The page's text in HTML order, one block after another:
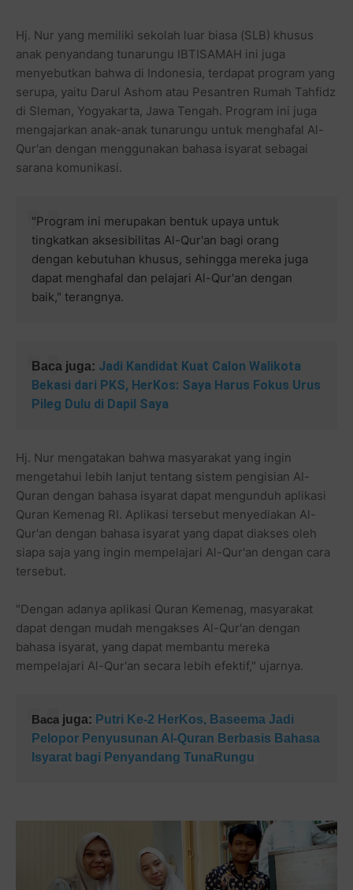
Hj. Nur yang memiliki sekolah luar biasa (SLB) khusus
anak penyandang tunarungu IBTISAMAH ini juga
menyebutkan bahwa di Indonesia, terdapat program yang
serupa, yaitu Darul Ashom atau Pesantren Rumah Tahfidz
di Sleman, Yogyakarta, Jawa Tengah. Program ini juga
mengajarkan anak-anak tunarungu untuk menghafal Al-
Qur'an dengan menggunakan bahasa isyarat sebagai
sarana komunikasi.
"Program ini merupakan bentuk upaya untuk
tingkatkan aksesibilitas Al-Qur'an bagi orang
dengan kebutuhan khusus, sehingga mereka juga
dapat menghafal dan pelajari Al-Qur'an dengan
baik," terangnya.
Baca juga: Jadi Kandidat Kuat Calon Walikota
Bekasi dari PKS, HerKos: Saya Harus Fokus Urus
Pileg Dulu di Dapil Saya
Hj. Nur mengatakan bahwa masyarakat yang ingin
mengetahui lebih lanjut tentang sistem pengisian Al-
Quran dengan bahasa isyarat dapat mengunduh aplikasi
Quran Kemenag RI. Aplikasi tersebut menyediakan Al-
Qur'an dengan bahasa isyarat yang dapat diakses oleh
siapa saja yang ingin mempelajari Al-Qur'an dengan cara
tersebut.
"Dengan adanya aplikasi Quran Kemenag, masyarakat
dapat dengan mudah mengakses Al-Qur'an dengan
bahasa isyarat, yang dapat membantu mereka
mempelajari Al-Qur'an secara lebih efektif," ujarnya.
Baca juga: Putri Ke-2 HerKos, Baseema Jadi
Pelopor Penyusunan Al-Quran Berbasis Bahasa
Isyarat bagi Penyandang TunaRungu